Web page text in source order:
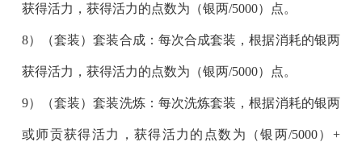
获得活力，获得活力的点数为（银两/5000）点。
8）（套装）套装合成：每次合成套装，根据消耗的银两
获得活力，获得活力的点数为（银两/5000）点。
9）（套装）套装洗炼：每次洗炼套装，根据消耗的银两
或师贡获得活力，获得活力的点数为（银两/5000）+